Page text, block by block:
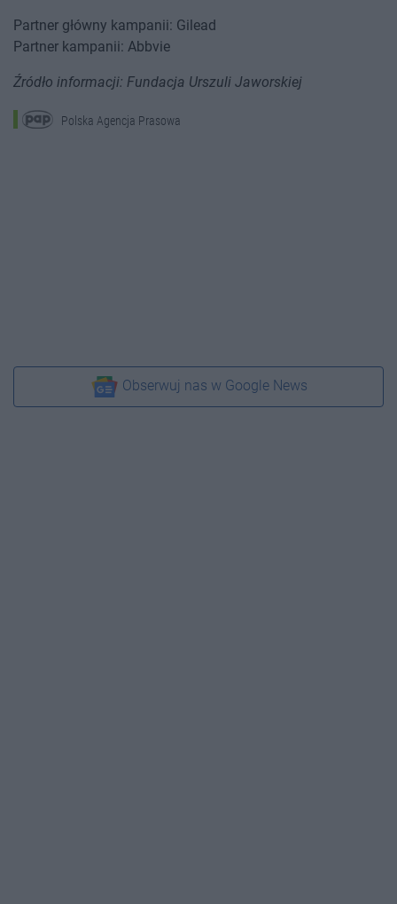
Partner główny kampanii: Gilead
Partner kampanii: Abbvie
Źródło informacji: Fundacja Urszuli Jaworskiej
Polska Agencja Prasowa
Obserwuj nas w Google News